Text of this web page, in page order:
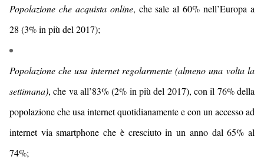
Popolazione che acquista online, chesale al60% nell’Europa a
28 (3% in più del 2017);
Popolazione che usa internet regolarmente(almeno una volta la
settimana), che va all’83% (2% in più del 2017), con il 76% della
popolazione che usa internet quotidianamentee con un accesso ad
internet via smartphone che è cresciuto in un anno dal 65% al
74%;